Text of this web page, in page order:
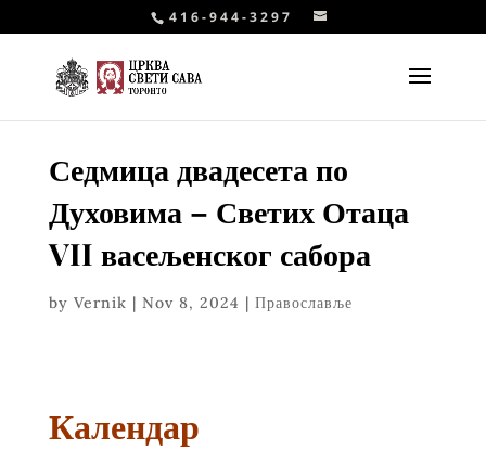
416-944-3297
Седмица двадесета по
Духовима – Светих Отаца
VII васељенског сабора
by Vernik | Nov 8, 2024 | Православље
Календар